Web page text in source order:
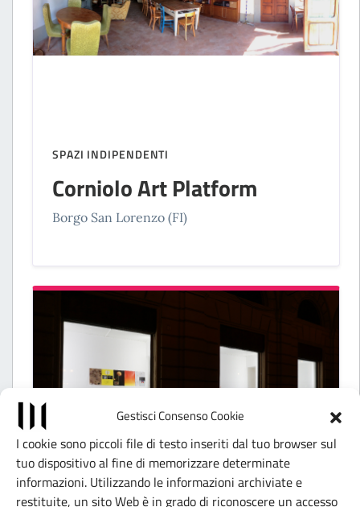
Gestisci Consenso Cookie
I cookie sono piccoli file di testo inseriti dal tuo browser sul
tuo dispositivo al fine di memorizzare determinate
informazioni. Utilizzando le informazioni archiviate e
restituite, un sito Web è in grado di riconoscere un accesso
SPAZI INDIPENDENTI
Corniolo Art Platform
Borgo San Lorenzo (FI)
SPAZI INDIPENDENTI